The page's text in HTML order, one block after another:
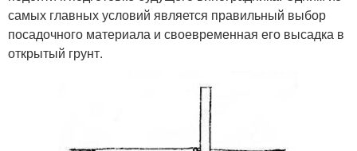
самых главных условий является правильный выбор
посадочного материала и своевременная его высадка в
открытый грунт.